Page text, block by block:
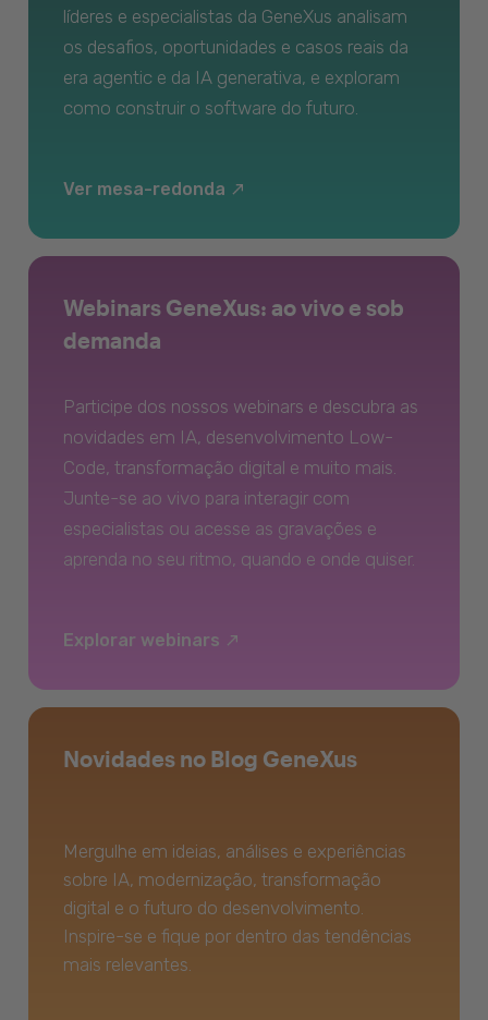
líderes e especialistas da GeneXus analisam
os desafios, oportunidades e casos reais da
era agentic e da IA generativa, e exploram
como construir o software do futuro.
Ver mesa-redonda
Webinars GeneXus: ao vivo e sob
demanda
Participe dos nossos webinars e descubra as
novidades em IA, desenvolvimento Low-
Code, transformação digital e muito mais.
Junte-se ao vivo para interagir com
especialistas ou acesse as gravações e
aprenda no seu ritmo, quando e onde quiser.
Explorar webinars
Novidades no Blog GeneXus
Mergulhe em ideias, análises e experiências
sobre IA, modernização, transformação
digital e o futuro do desenvolvimento.
Inspire-se e fique por dentro das tendências
mais relevantes.